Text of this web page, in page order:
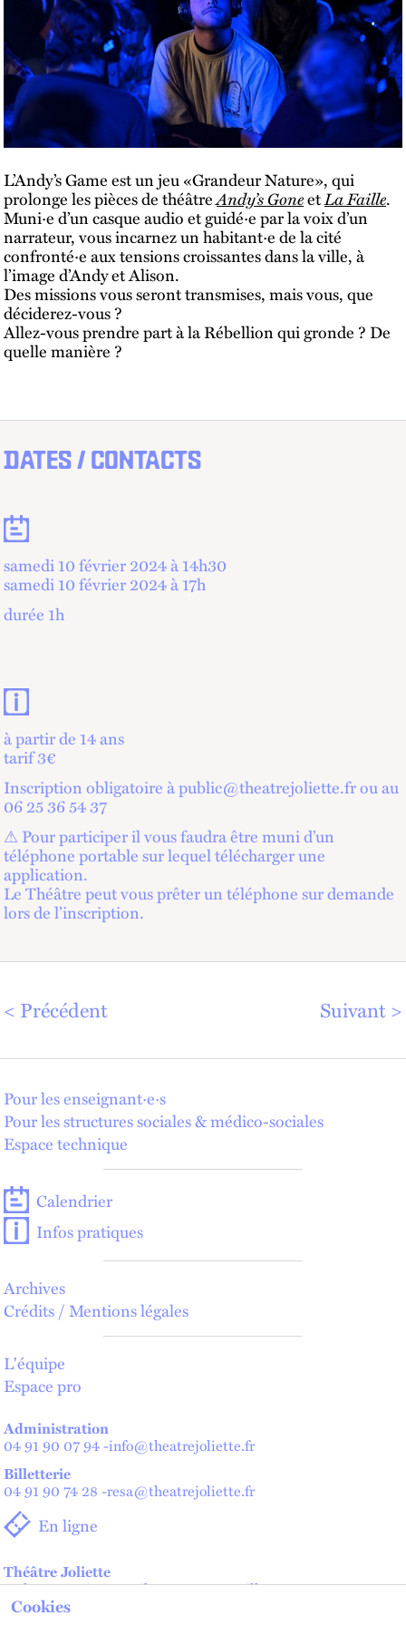
L’Andy’s Game est un jeu «Grandeur Nature», qui
prolonge les pièces de théâtreAndy’s GoneetLa Faille.
Muni·e d’un casque audio et guidé·e par la voix d’un
narrateur, vous incarnez un habitant·e de la cité
confronté·e aux tensions croissantes dans la ville, à
l’image d’Andy et Alison.
Des missions vous seront transmises, mais vous, que
déciderez-vous ?
Allez-vous prendre part à la Rébellion qui gronde ? De
quelle manière ?
DATES / CONTACTS
Dates
samedi 10 février 2024 à 14h30
samedi 10 février 2024 à 17h
durée 1h
Contacts et informations pratiques
à partir de 14 ans
tarif 3€
Inscription obligatoire à public@theatrejoliette.fr ou au
06 25 36 54 37
⚠︎ Pour participer il vous faudra être muni d’un
téléphone portable sur lequel télécharger une
application.
Le Théâtre peut vous prêter un téléphone sur demande
lors de l’inscription.
Précédent Suivant
Pour les enseignant·e·s
Pour les structures sociales & médico-sociales
Espace technique
Calendrier
Infos pratiques
Archives
Crédits / Mentions légales
L'équipe
Espace pro
Administration
04 91 90 07 94-info@theatrejoliette.fr
Billetterie
04 91 90 74 28 -resa@theatrejoliette.fr
En ligne
Théâtre Joliette
2 place Henri Verneuil - 13002 Marseille
Théâtre de Lenche — Maison des artistes
Cookies